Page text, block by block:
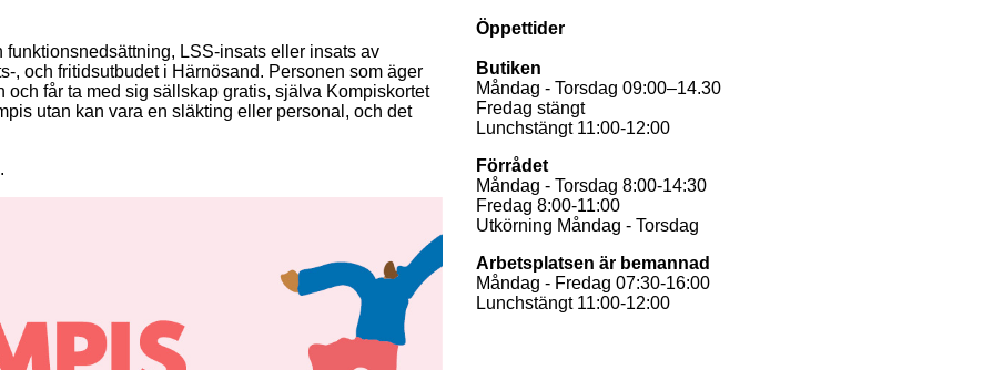
LSS-insats eller insats av
, och fritidsutbudet i Härnösand. Personen som äger
får ta med sig sällskap gratis, själva Kompiskortet
utan kan vara en släkting eller personal, och det
Öppettider
Butiken
Måndag - Torsdag 09:00–14.30
Fredag stängt
Lunchstängt 11:00-12:00
Förrådet
Måndag - Torsdag 8:00-14:30
Fredag 8:00-11:00
Utkörning Måndag - Torsdag
Arbetsplatsen är bemannad
Måndag - Fredag 07:30-16:00
Lunchstängt 11:00-12:00